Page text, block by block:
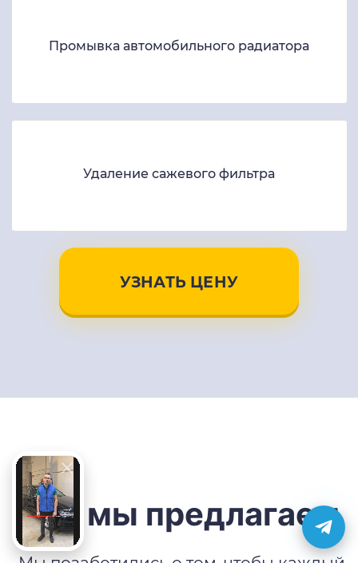
Промывка автомобильного радиатора
Удаление сажевого фильтра
УЗНАТЬ ЦЕНУ
Что мы предлагаем